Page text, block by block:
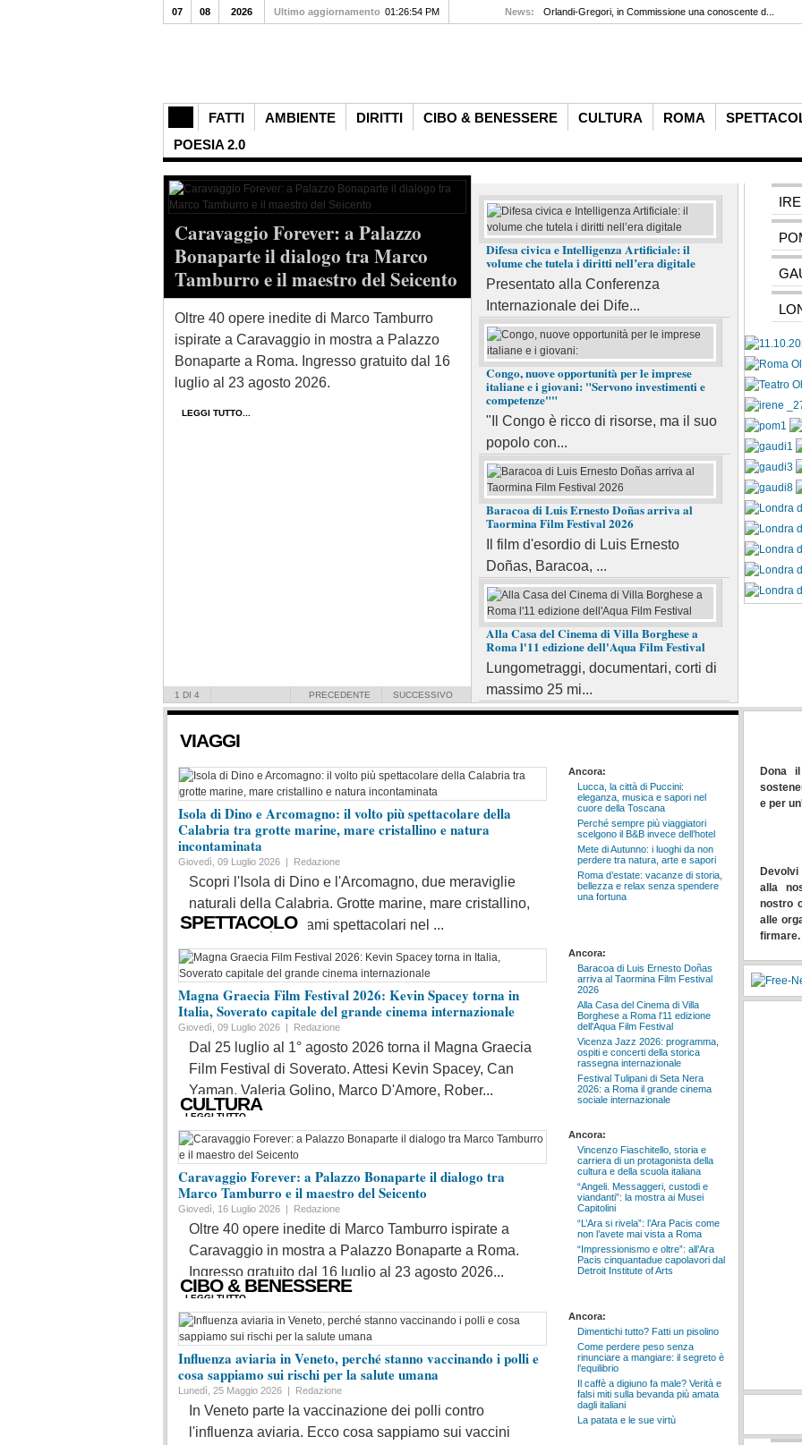
FATTI AMBIENTE DIRITTI CIBO & BENESSERE CULTURA ROMA
POESIA 2.0
07 08 2026 Ultimo aggiornamento 01:26:54 PM News: Orlandi-Gregori, in Commissione una conoscente d...
Caravaggio Forever: a Palazzo
Bonaparte il dialogo tra Marco
Tamburro e il maestro del Seicento
Oltre 40 opere inedite di Marco Tamburro
ispirate a Caravaggio in mostra a Palazzo
Bonaparte a Roma. Ingresso gratuito dal 16
luglio al 23 agosto 2026.
LEGGI TUTTO...
Isola di Dino e Arcomagno: il volto
più spettacolare della Calabria tra
grotte marine, mare cristallino e
natura incontaminata
Scopri l'Isola di Dino e l'Arcomagno, due
meraviglie naturali della Calabria. Grotte
marine, mare cristallino, escursioni e
panorami spettacolari nel cuore della Riviera
dei Cedri.
LEGGI TUTTO...
1 DI 4 SUCCESSIVO
PRECEDENTE
Difesa civica e Intelligenza Artificiale: il
volume che tutela i diritti nell’era digitale
Presentato alla Conferenza
Internazionale dei Dife...
Congo, nuove opportunità per le imprese
italiane e i giovani: "Servono investimenti e
competenze""
"Il Congo è ricco di risorse, ma il suo
popolo con...
Baracoa di Luis Ernesto Doñas arriva al
Taormina Film Festival 2026
Il film d'esordio di Luis Ernesto
Doñas, Baracoa, ...
Alla Casa del Cinema di Villa Borghese a
Roma l'11 edizione dell'Aqua Film Festival
Lungometraggi, documentari, corti di
massimo 25 mi...
VIAGGI
Isola di Dino e Arcomagno: il volto più spettacolare della
Calabria tra grotte marine, mare cristallino e natura
incontaminata
Giovedì, 09 Luglio 2026 | Redazione
Scopri l'Isola di Dino e l'Arcomagno, due meraviglie
naturali della Calabria. Grotte marine, mare cristallino,
escursioni e panorami spettacolari nel ...
LEGGI TUTTO
Ancora:
Lucca, la città di Puccini:
eleganza, musica e sapori nel
cuore della Toscana
Perché sempre più viaggiatori
scelgono il B&B invece dell’hotel
Mete di Autunno: i luoghi da non
perdere tra natura, arte e sapori
Roma d’estate: vacanze di storia,
bellezza e relax senza spendere
una fortuna
SPETTACOLO
Magna Graecia Film Festival 2026: Kevin Spacey torna in
Italia, Soverato capitale del grande cinema internazionale
Giovedì, 09 Luglio 2026 | Redazione
Dal 25 luglio al 1° agosto 2026 torna il Magna Graecia
Film Festival di Soverato. Attesi Kevin Spacey, Can
Yaman, Valeria Golino, Marco D'Amore, Rober...
LEGGI TUTTO
Ancora:
Baracoa di Luis Ernesto Doñas
arriva al Taormina Film Festival
2026
Alla Casa del Cinema di Villa
Borghese a Roma l'11 edizione
dell'Aqua Film Festival
Vicenza Jazz 2026: programma,
ospiti e concerti della storica
rassegna internazionale
Festival Tulipani di Seta Nera
2026: a Roma il grande cinema
sociale internazionale
CULTURA
Caravaggio Forever: a Palazzo Bonaparte il dialogo tra
Marco Tamburro e il maestro del Seicento
Giovedì, 16 Luglio 2026 | Redazione
Oltre 40 opere inedite di Marco Tamburro ispirate a
Caravaggio in mostra a Palazzo Bonaparte a Roma.
Ingresso gratuito dal 16 luglio al 23 agosto 2026...
LEGGI TUTTO
Ancora:
Vincenzo Fiaschitello, storia e
carriera di un protagonista della
cultura e della scuola italiana
“Angeli. Messaggeri, custodi e
viandanti”: la mostra ai Musei
Capitolini
“L’Ara si rivela”: l’Ara Pacis come
non l’avete mai vista a Roma
“Impressionismo e oltre”: all’Ara
Pacis cinquantadue capolavori dal
Detroit Institute of Arts
CIBO & BENESSERE
Influenza aviaria in Veneto, perché stanno vaccinando i polli e
cosa sappiamo sui rischi per la salute umana
Lunedì, 25 Maggio 2026 | Redazione
In Veneto parte la vaccinazione dei polli contro
l'influenza aviaria. Ecco cosa sappiamo sui vaccini
Ancora:
Dimentichi tutto? Fatti un pisolino
Come perdere peso senza
rinunciare a mangiare: il segreto è
l’equilibrio
Il caffè a digiuno fa male? Verità e
falsi miti sulla bevanda più amata
dagli italiani
La patata e le sue virtù
Dona
e per
alla
nostro
alle
firmare.